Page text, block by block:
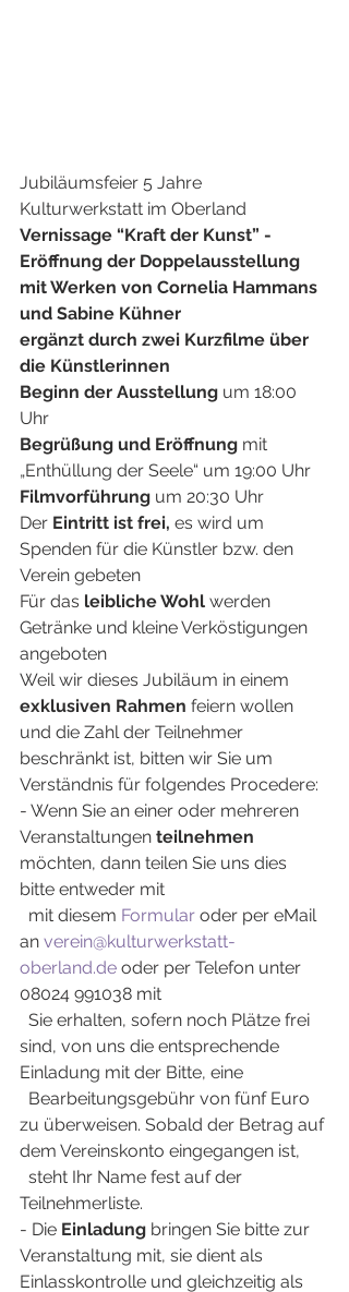
Jubiläumsfeier 5 Jahre
Kulturwerkstatt im Oberland
Vernissage “Kraft der Kunst” -
Eröffnung der Doppelausstellung
mit Werken von Cornelia Hammans
und Sabine Kühner
ergänzt durch zwei Kurzfilme über
die Künstlerinnen
Beginn der Ausstellung um 18:00
Uhr
Begrüßung und Eröffnung mit
„Enthüllung der Seele“ um 19:00 Uhr
Filmvorführung um 20:30 Uhr
Der Eintritt ist frei, es wird um
Spenden für die Künstler bzw. den
Verein gebeten
Für das leibliche Wohl werden
Getränke und kleine Verköstigungen
angeboten
Weil wir dieses Jubiläum in einem
exklusiven Rahmen feiern wollen
und die Zahl der Teilnehmer
beschränkt ist, bitten wir Sie um
Verständnis für folgendes Procedere:
- Wenn Sie an einer oder mehreren
Veranstaltungen teilnehmen
möchten, dann teilen Sie uns dies
bitte entweder mit
mit diesem Formular oder per eMail
an verein@kulturwerkstatt-
oberland.de oder per Telefon unter
08024 991038 mit
Sie erhalten, sofern noch Plätze frei
sind, von uns die entsprechende
Einladung mit der Bitte, eine
Bearbeitungsgebühr von fünf Euro
zu überweisen. Sobald der Betrag auf
dem Vereinskonto eingegangen ist,
steht Ihr Name fest auf der
Teilnehmerliste.
- Die Einladung bringen Sie bitte zur
Veranstaltung mit, sie dient als
Einlasskontrolle und gleichzeitig als